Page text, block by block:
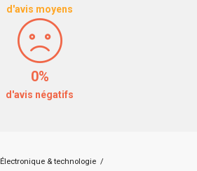
d'avis moyens
0%
d'avis négatifs
Électronique & technologie /